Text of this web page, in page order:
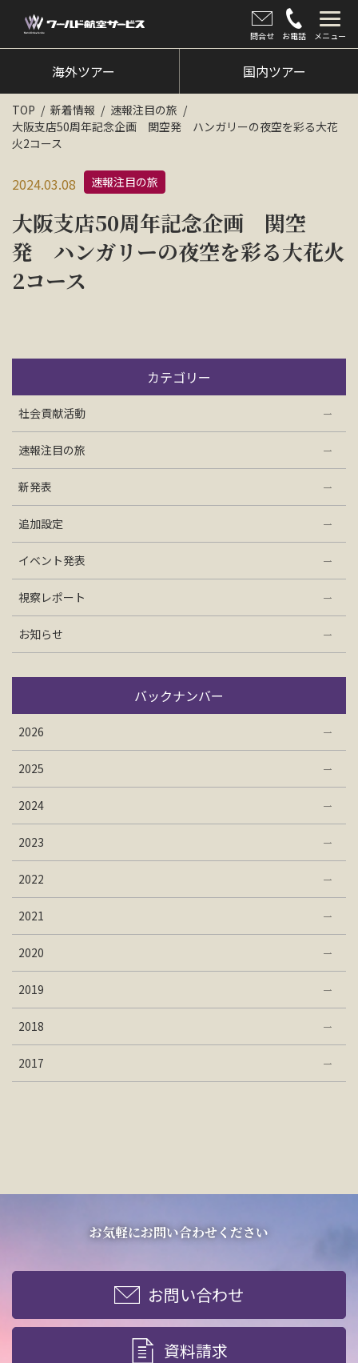
問合せ お電話 メニュー
海外ツアー
国内ツアー
クルーズツアー
ツアー催行状況
旅のひろば
イベント
新着情報
お問い合わせ
資料請求
検索
海外ツアー 国内ツアー
TOP 新着情報
速報注目の旅
大阪支店50周年記念企画 関空発 ハンガリーの夜空を彩る大花
火2コース
2024.03.08 速報注目の旅
大阪支店50周年記念企画 関空
発 ハンガリーの夜空を彩る大花火
2コース
カテゴリー
社会貢献活動
速報注目の旅
新発表
追加設定
イベント発表
視察レポート
お知らせ
バックナンバー
2026
2025
2024
2023
2022
2021
2020
2019
2018
2017
お気軽にお問い合わせください
お問い合わせ
資料請求